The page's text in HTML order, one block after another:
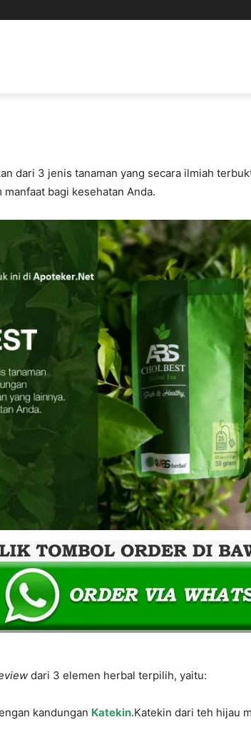
dari 3 jenis tanaman yang secara ilmiah
bagi kesehatan Anda.
dari 3 elemen herbal terpilih, yaitu:
kandungan Katekin.Katekin dari teh hijau